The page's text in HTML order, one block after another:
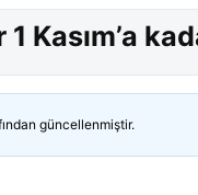
Kasım’a
güncellenmiştir.